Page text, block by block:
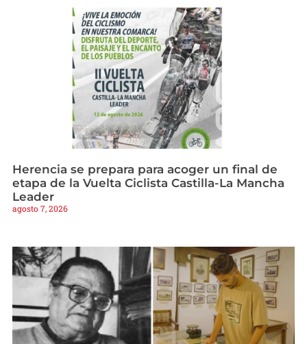
Herencia se prepara para acoger un final de
etapa de la Vuelta Ciclista Castilla-La Mancha
Leader
agosto 7, 2026